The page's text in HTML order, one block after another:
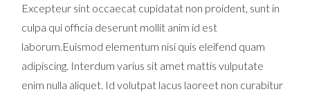
Excepteur sint occaecat cupidatat non proident, sunt in
culpa qui officia deserunt mollit anim id est
laborum.Euismod elementum nisi quis eleifend quam
adipiscing. Interdum varius sit amet mattis vulputate
enim nulla aliquet. Id volutpat lacus laoreet non curabitur